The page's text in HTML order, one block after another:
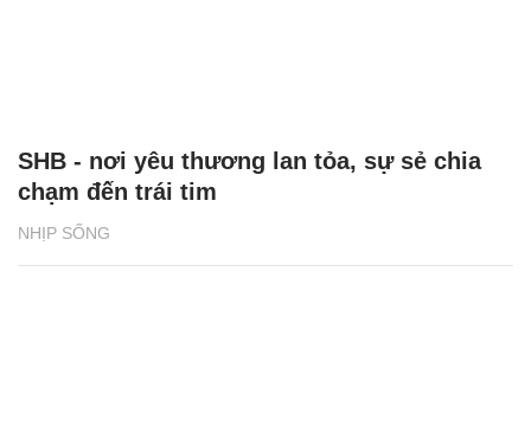
NHỊP SỐNG
SHB - nơi yêu thương lan tỏa, sự sẻ chia
chạm đến trái tim